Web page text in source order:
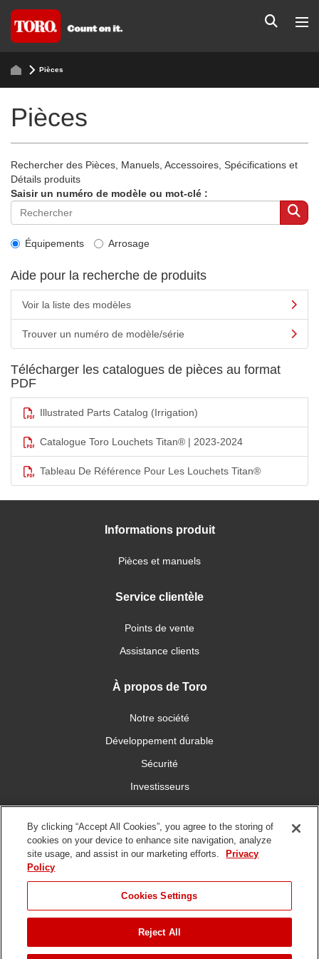
Pièces
Pièces
Rechercher des Pièces, Manuels, Accessoires, Spécifications et
Détails produits
Saisir un numéro de modèle ou mot-clé :
Équipements Arrosage
Aide pour la recherche de produits
Voir la liste des modèles
Trouver un numéro de modèle/série
Télécharger les catalogues de pièces au format
PDF
Illustrated Parts Catalog (Irrigation)
Catalogue Toro Louchets Titan® | 2023-2024
Tableau De Référence Pour Les Louchets Titan®
Informations produit
Pièces et manuels
Service clientèle
Points de vente
Assistance clients
À propos de Toro
Notre société
Développement durable
Sécurité
Investisseurs
Carrières
Connectez-vous avec nous
d'utilisation
Politique de
confidentialité
copyrights
By clicking “Accept All Cookies”, you agree to the storing of
cookies on your device to enhance site navigation, analyze
site usage, and assist in our marketing efforts.
Privacy
Policy
Cookies Settings
Reject All